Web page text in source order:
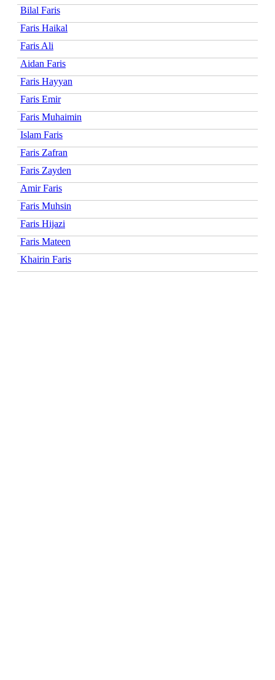
Bilal Faris
Faris Haikal
Faris Ali
Aidan Faris
Faris Hayyan
Faris Emir
Faris Muhaimin
Islam Faris
Faris Zafran
Faris Zayden
Amir Faris
Faris Muhsin
Faris Hijazi
Faris Mateen
Khairin Faris